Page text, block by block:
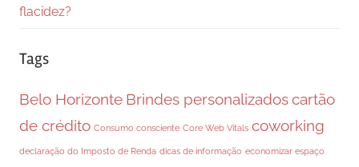
flacidez?
Tags
Belo Horizonte Brindes personalizadoscartão
de crédito Consumo consciente Core Web Vitals coworking
declaração do Imposto de Renda dicas de informação economizar espaço